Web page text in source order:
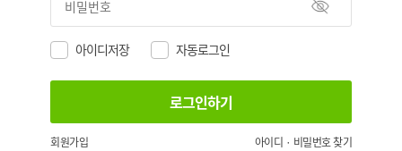
아이디저장 자동로그인
회원가입 아이디 · 비밀번호 찾기